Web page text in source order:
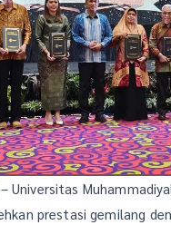
– Universitas
prestasi gemilang